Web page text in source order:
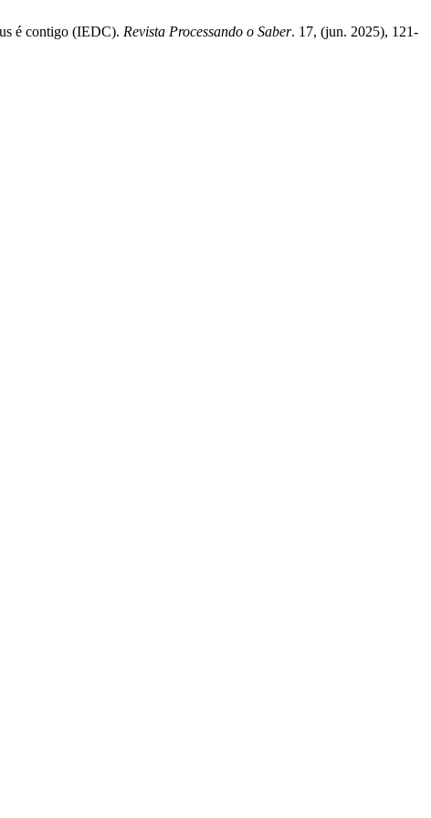
é contigo (IEDC). Revista Processando o Saber. 17, (jun. 2025), 121-